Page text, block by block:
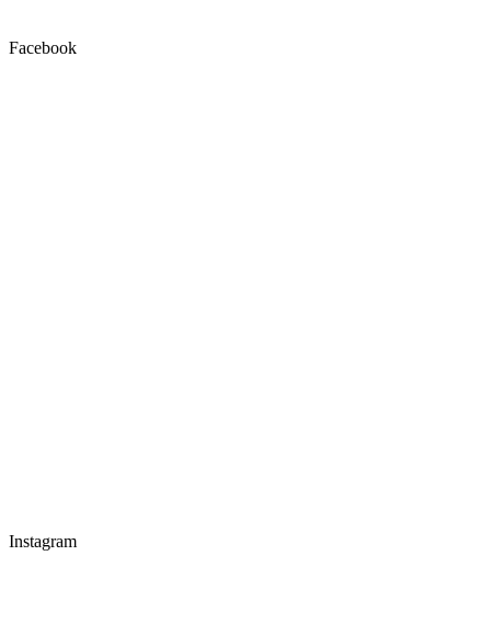
Facebook
Instagram